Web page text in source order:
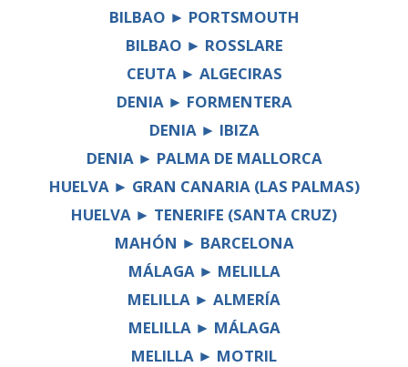
BILBAO ► PORTSMOUTH
BILBAO ► ROSSLARE
CEUTA ► ALGECIRAS
DENIA ► FORMENTERA
DENIA ► IBIZA
DENIA ► PALMA DE MALLORCA
HUELVA ► GRAN CANARIA (LAS PALMAS)
HUELVA ► TENERIFE (SANTA CRUZ)
MAHÓN ► BARCELONA
MÁLAGA ► MELILLA
MELILLA ► ALMERÍA
MELILLA ► MÁLAGA
MELILLA ► MOTRIL